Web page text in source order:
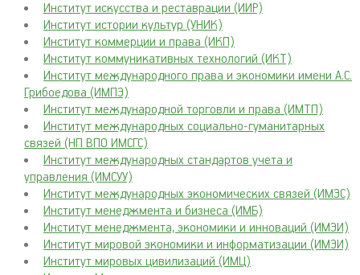
Институт искусства и реставрации (ИИР)
Институт истории культур (УНИК)
Институт коммерции и права (ИКП)
Институт коммуникативных технологий (ИКТ)
Институт международного права и экономики имени А.С.
Грибоедова (ИМПЭ)
Институт международной торговли и права (ИМТП)
Институт международных социально-гуманитарных
связей (НП ВПО ИМСГС)
Институт международных стандартов учета и
управления (ИМСУУ)
Институт международных экономических связей (ИМЭС)
Институт менеджмента и бизнеса (ИМБ)
Институт менеджмента, экономики и инноваций (ИМЭИ)
Институт мировой экономики и информатизации (ИМЭИ)
Институт мировых цивилизаций (ИМЦ)